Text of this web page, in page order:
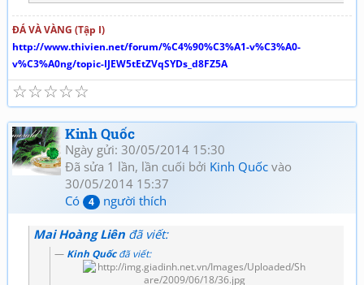
ĐÁ VÀ VÀNG (Tập I)
http://www.thivien.net/forum/%C4%90%C3%A1-v%C3%A0-
v%C3%A0ng/topic-IJEW5tEtZVqSYDs_d8FZ5A
☆
☆
☆
☆
☆
Kinh Quốc
Ngày gửi: 30/05/2014 15:30
Đã sửa 1 lần, lần cuối bởi Kinh Quốc vào
30/05/2014 15:37
Có
4 người thích
Mai Hoàng Liên đã viết:
Kinh Quốcđã viết: